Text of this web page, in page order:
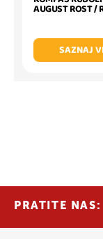
AUGUST ROST /
SAZNAJ
PRATITE NAS: